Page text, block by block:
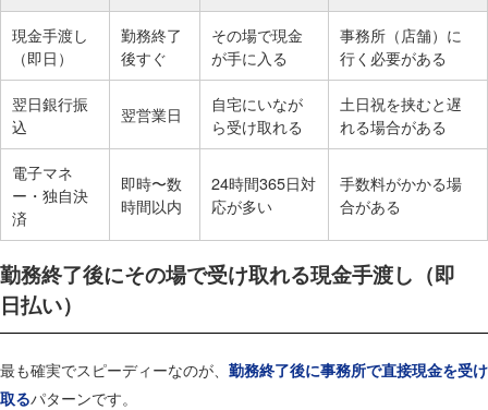
現金手渡し
（即日）
勤務終了
後すぐ
その場で現金
が手に入る
事務所（店舗）に
行く必要がある
翌日銀行振
込
翌営業日
自宅にいなが
ら受け取れる
土日祝を挟むと遅
れる場合がある
電子マネ
ー・独自決
済
即時〜数
時間以内
24時間365日対
応が多い
手数料がかかる場
合がある
勤務終了後にその場で受け取れる現金手渡し（即
日払い）
最も確実でスピーディーなのが、 勤務終了後に事務所で直接現金を受け
取るパターンです。